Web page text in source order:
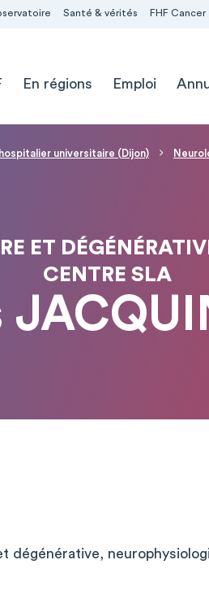
Santé & vérités FHF Cancer
En régions Emploi
universitaire (Dijon)
ET
CENTRE SLA
dégénérative,